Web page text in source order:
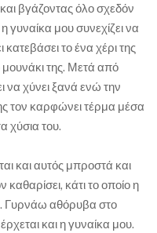
βγάζοντας όλο σχεδόν
μου συνεχίζει να
το ένα χέρι της
μουνάκι της. Μετά από
να χύνει ξανά ενώ την
τον καρφώνει τέρμα μέσα
χύσια του.
και αυτός μπροστά και
καθαρίσει, κάτι το οποίο η
Γυρνάω αθόρυβα στο
και η γυναίκα μου.